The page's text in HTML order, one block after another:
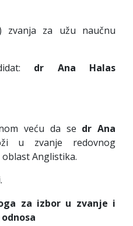
zvanja za užu naučnu
dr Ana Halas
veću da se dr Ana
u zvanje redovnog
Anglistika.
za izbor u zvanje i